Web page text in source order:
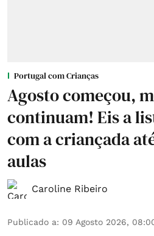
Portugal com Crianças
Agosto começou,
continuam! Eis a
com a criançada
aulas
Caroline Ribeiro
Publicado a: 09 Agosto 2026,